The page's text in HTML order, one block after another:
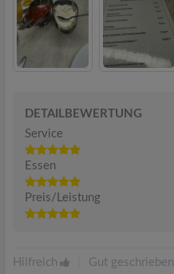
DETAILBEWERTUNG
Service
Essen
Preis/Leistung
Hilfreich Gut geschrieben